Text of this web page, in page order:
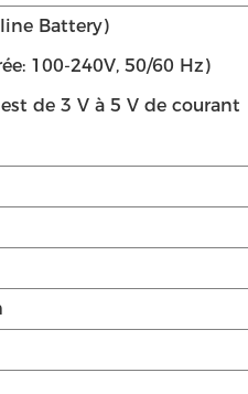
Battery)
100-240V, 50/60 Hz)
de 3 V à 5 V de courant